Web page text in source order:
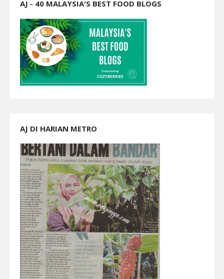
AJ - 40 MALAYSIA'S BEST FOOD BLOGS
AJ DI HARIAN METRO